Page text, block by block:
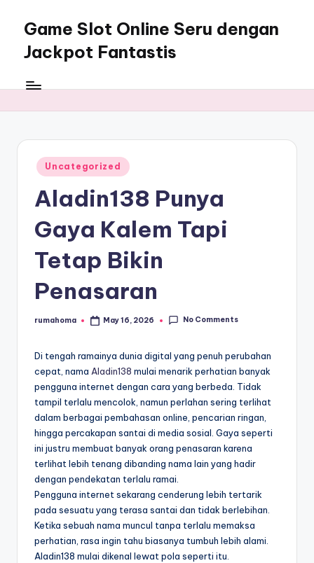
content
Game Slot Online Seru dengan
Jackpot Fantastis
WordPress
Posted
in
Uncategorized
Aladin138 Punya
Gaya Kalem Tapi
Tetap Bikin
Penasaran
Posted
rumahoma May 16, 2026 No Comments
Di tengah ramainya dunia digital yang penuh perubahan
cepat, nama Aladin138 mulai menarik perhatian banyak
pengguna internet dengan cara yang berbeda. Tidak
tampil terlalu mencolok, namun perlahan sering terlihat
dalam berbagai pembahasan online, pencarian ringan,
hingga percakapan santai di media sosial. Gaya seperti
ini justru membuat banyak orang penasaran karena
terlihat lebih tenang dibanding nama lain yang hadir
dengan pendekatan terlalu ramai.
Pengguna internet sekarang cenderung lebih tertarik
pada sesuatu yang terasa santai dan tidak berlebihan.
Ketika sebuah nama muncul tanpa terlalu memaksa
perhatian, rasa ingin tahu biasanya tumbuh lebih alami.
Aladin138 mulai dikenal lewat pola seperti itu.